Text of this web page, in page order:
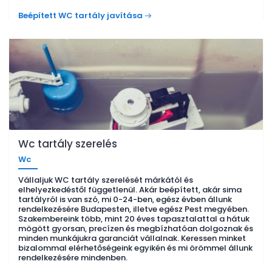
Beépített WC tartály javítása
Wc tartály szerelés
Wc
Vállaljuk WC tartály szerelését márkától és
elhelyezkedéstől függetlenül. Akár beépített, akár sima
tartályról is van szó, mi 0-24-ben, egész évben állunk
rendelkezésére Budapesten, illetve egész Pest megyében.
Szakembereink több, mint 20 éves tapasztalattal a hátuk
mögött gyorsan, precízen és megbízhatóan dolgoznak és
minden munkájukra garanciát vállalnak. Keressen minket
bizalommal elérhetőségeink egyikén és mi örömmel állunk
rendelkezésére mindenben.